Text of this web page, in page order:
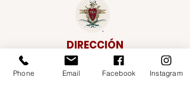
DIRECCIÓN
Phone Email Facebook Instagram